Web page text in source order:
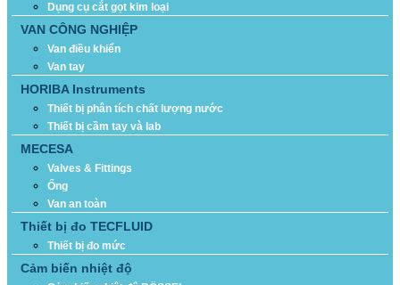
Dụng cụ cắt gọt kim loại
VAN CÔNG NGHIỆP
Van điều khiển
Van tay
HORIBA Instruments
Thiết bị phân tích chất lượng nước
Thiết bị cầm tay và lab
MECESA
Valves & Fittings
Ống
Van an toàn
Thiết bị đo TECFLUID
Thiết bị đo mức
Cảm biến nhiệt độ